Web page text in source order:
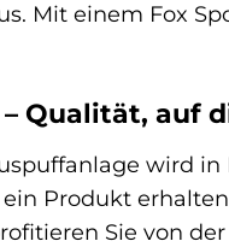
Mit einem Fox
Qualität, auf
wird
Produkt
Sie von